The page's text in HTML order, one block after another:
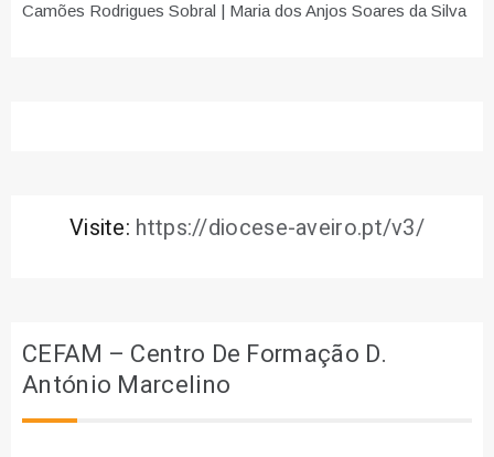
Camões Rodrigues Sobral | Maria dos Anjos Soares da Silva
Visite: https://diocese-aveiro.pt/v3/
CEFAM – Centro De Formação D.
António Marcelino